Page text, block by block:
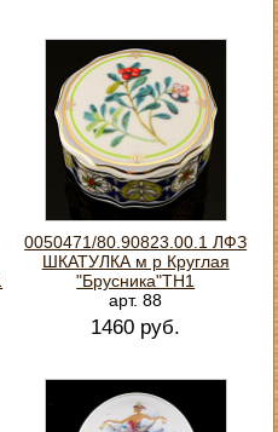
0050471/80.90823.00.1 ЛФЗ
ШКАТУЛКА м р Круглая
"Брусника"ТН1
арт. 88
1460 руб.